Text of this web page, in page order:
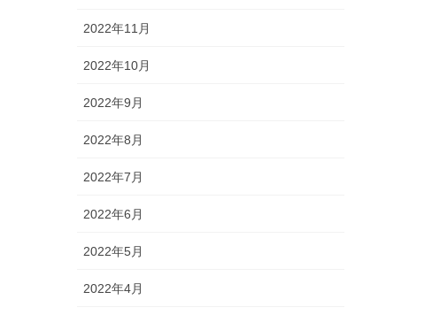
2022年11月
2022年10月
2022年9月
2022年8月
2022年7月
2022年6月
2022年5月
2022年4月